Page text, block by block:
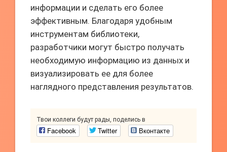
информации и сделать его более
эффективным. Благодаря удобным
инструментам библиотеки,
разработчики могут быстро получать
необходимую информацию из данных и
визуализировать ее для более
наглядного представления результатов.
Твои коллеги будут рады, поделись в
Facebook Twitter Вконтакте